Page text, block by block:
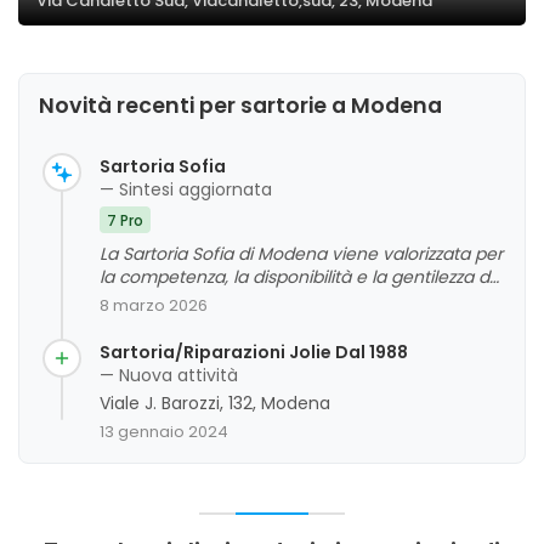
Novità recenti per sartorie a Modena
Sartoria Sofia
— Sintesi aggiornata
7 Pro
La Sartoria Sofia di Modena viene valorizzata per
la competenza, la disponibilità e la gentilezza del
personale, che viene riconosciuto come molto
Viene anche apprezzato il rapporto qualità-
prezzo e la rapidità nel servizio. Non emergono
criticità significative, e l'attività viene
generalmente giudicata positivamente per la
qualità delle lavorazioni e l'efficienza.
8 marzo 2026
Sartoria/Riparazioni Jolie Dal 1988
— Nuova attività
Viale J. Barozzi, 132, Modena
13 gennaio 2024